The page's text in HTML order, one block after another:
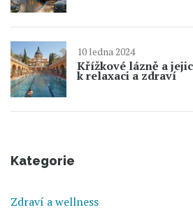
10 ledna 2024
Křížkové lázně a
k relaxaci a zdraví
Kategorie
Zdraví a wellness